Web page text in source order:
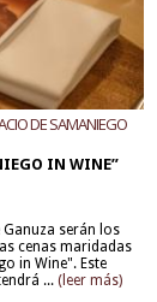
DE SAMANIEGO
IN WINE”
Ganuza serán los
cenas maridadas
in Wine". Este
... (leer más)